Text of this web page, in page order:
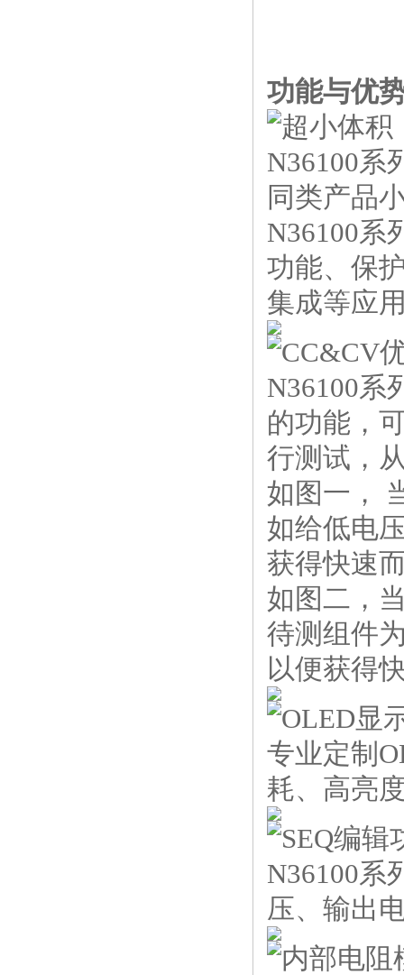
功能与优
超小体积
N36100系
同类产品
N36100系
功能、保
集成等应
CC&CV
N36100系
的功能，
行测试，
如图一，
如给低电
获得快速
如图二，
待测组件
以便获得
OLED显
专业定制
耗、高亮
SEQ编辑
N36100系
压、输出
内部电阻